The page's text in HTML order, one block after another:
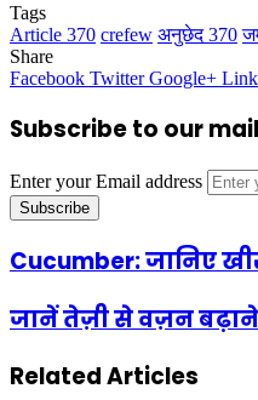
Tags
Article 370 crefew अनुछेद 370
Share
Facebook Twitter Google+
Subscribe to our
Enter your Email address
Cucumber: जानिए
जानें तेज़ी से वज़न
Related Articles